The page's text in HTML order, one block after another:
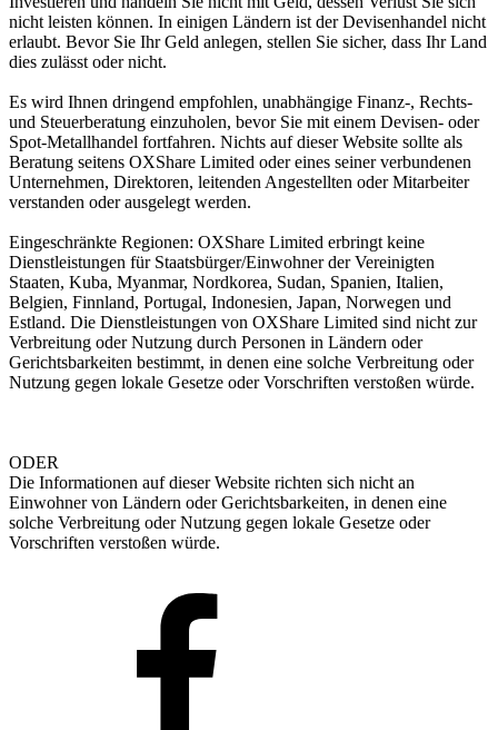
nicht leisten können. In einigen Ländern ist der Devisenhandel nicht
erlaubt. Bevor Sie Ihr Geld anlegen, stellen Sie sicher, dass Ihr Land
dies zulässt oder nicht.
Es wird Ihnen dringend empfohlen, unabhängige Finanz-, Rechts-
und Steuerberatung einzuholen, bevor Sie mit einem Devisen- oder
Spot-Metallhandel fortfahren. Nichts auf dieser Website sollte als
Beratung seitens OXShare Limited oder eines seiner verbundenen
Unternehmen, Direktoren, leitenden Angestellten oder Mitarbeiter
verstanden oder ausgelegt werden.
Eingeschränkte Regionen: OXShare Limited erbringt keine
Dienstleistungen für Staatsbürger/Einwohner der Vereinigten
Staaten, Kuba, Myanmar, Nordkorea, Sudan, Spanien, Italien,
Belgien, Finnland, Portugal, Indonesien, Japan, Norwegen und
Estland. Die Dienstleistungen von OXShare Limited sind nicht zur
Verbreitung oder Nutzung durch Personen in Ländern oder
Gerichtsbarkeiten bestimmt, in denen eine solche Verbreitung oder
Nutzung gegen lokale Gesetze oder Vorschriften verstoßen würde.
ODER
Die Informationen auf dieser Website richten sich nicht an
Einwohner von Ländern oder Gerichtsbarkeiten, in denen eine
solche Verbreitung oder Nutzung gegen lokale Gesetze oder
Vorschriften verstoßen würde.